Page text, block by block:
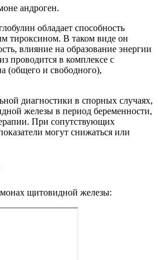
андроген.
обладает способность
тироксином. В таком виде он
влияние на образование энергии
проводится в комплексе с
(общего и свободного),
диагностики в спорных случаях,
железы в период беременности,
При сопутствующих
могут снижаться или
щитовидной железы: